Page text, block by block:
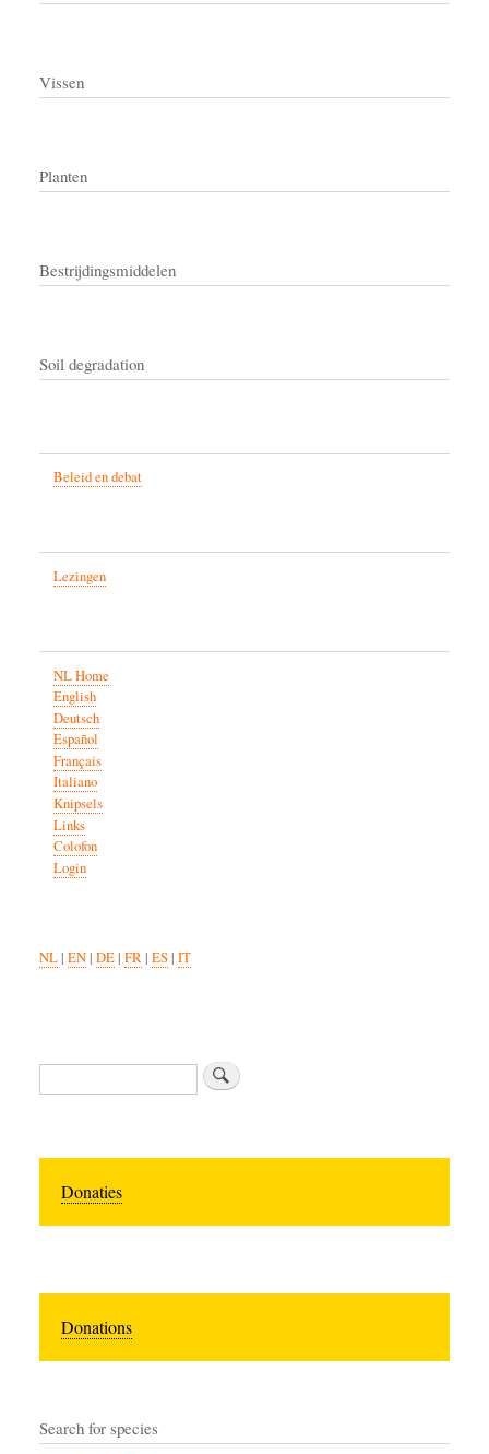
Vissen
Planten
Bestrijdingsmiddelen
Soil degradation
Beleid en debat
Lezingen
NL Home
English
Deutsch
Español
Français
Italiano
Knipsels
Links
Colofon
Login
NL| EN| DE| FR| ES| IT
Search
Donaties
Donations
Search for species